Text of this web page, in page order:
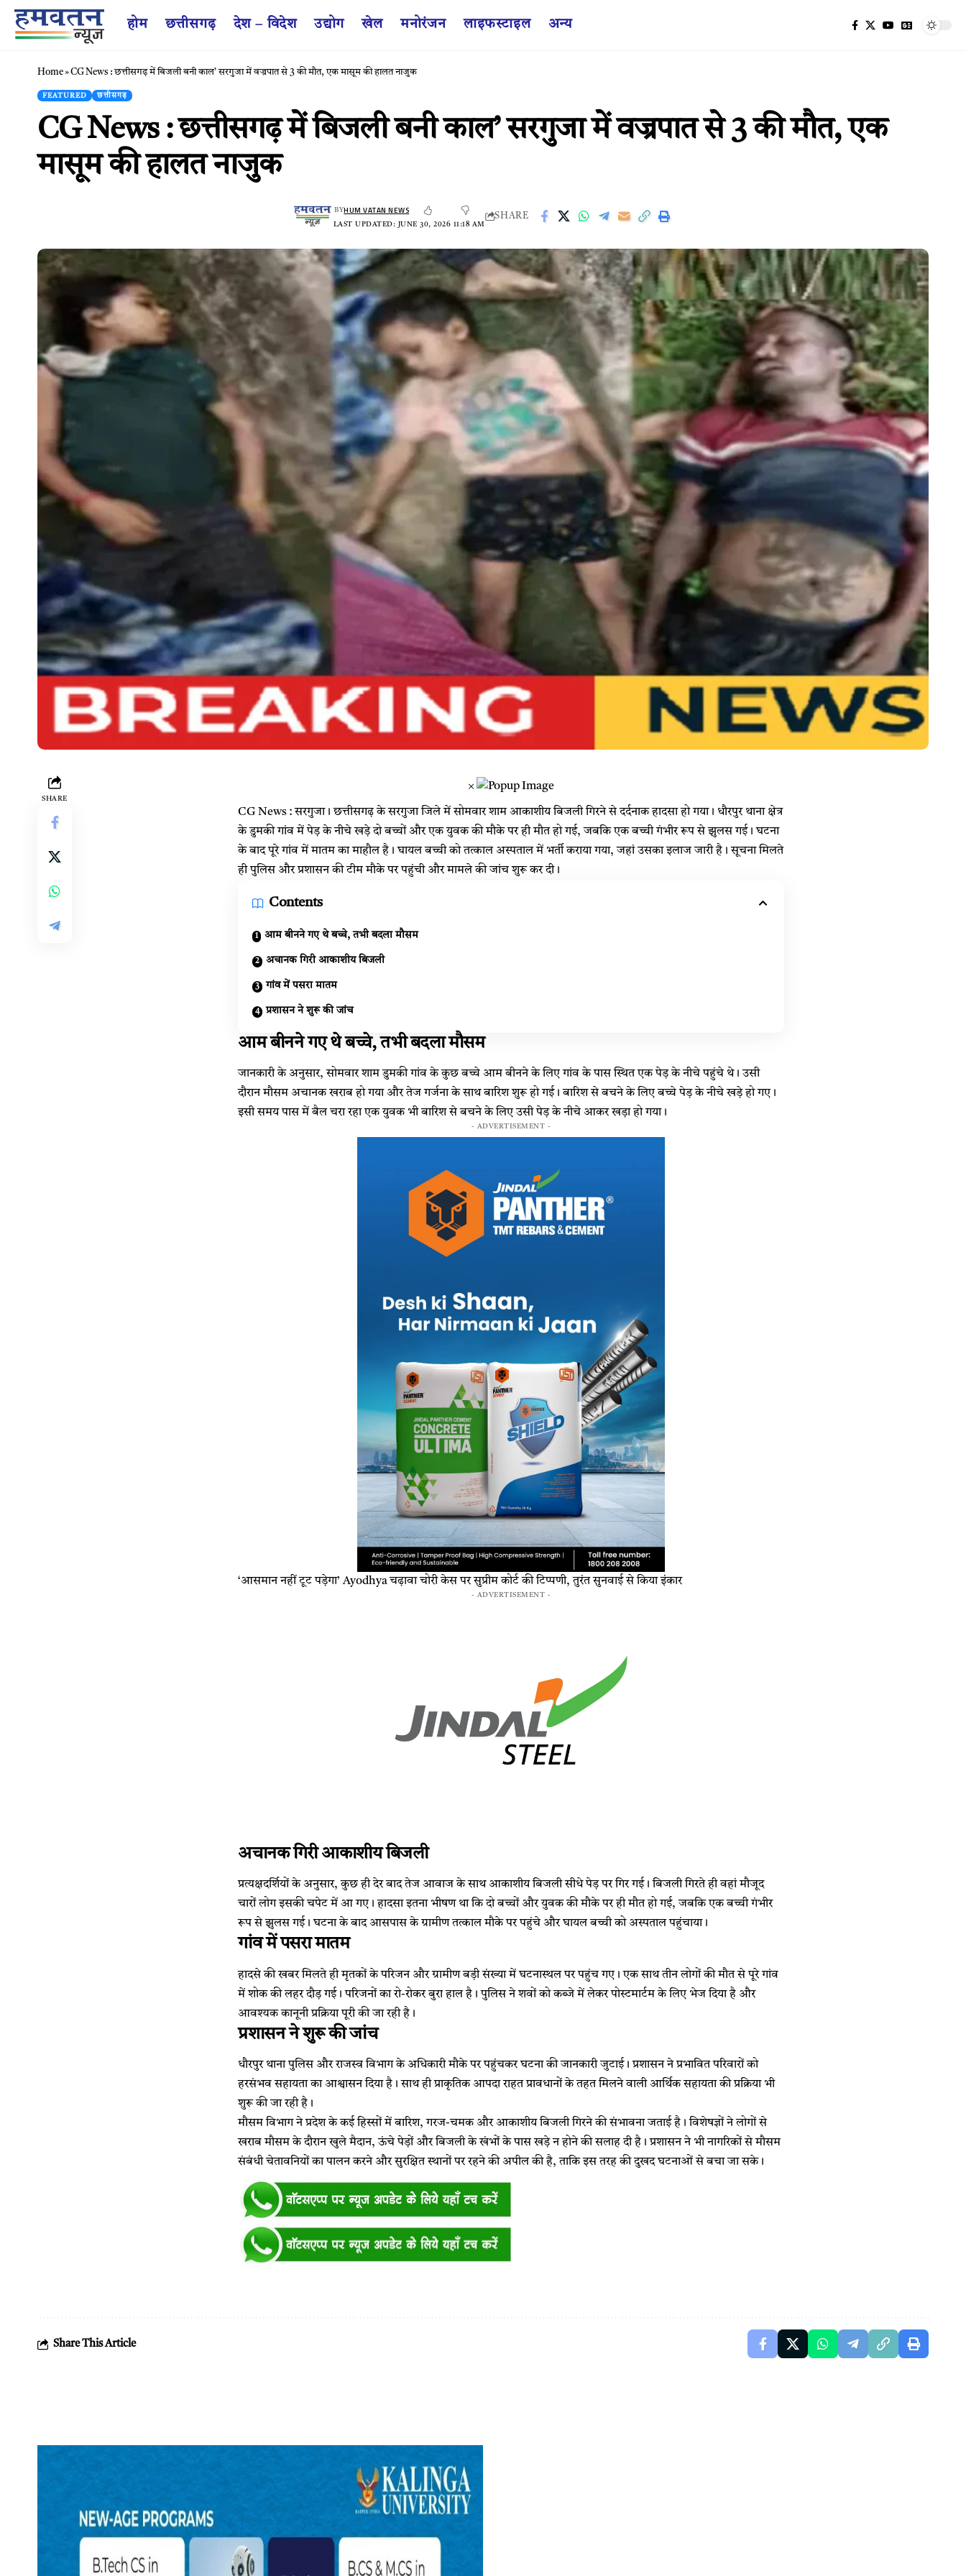
होम छत्तीसगढ़ देश – विदेश उद्योग खेल मनोरंजन लाइफस्टाइल अन्य
Home»CG News : छत्तीसगढ़ में बिजली बनी काल’ सरगुजा में वज्रपात से 3 की मौत, एक मासूम की हालत नाजुक
FEATURED छत्तीसगढ़
CG News : छत्तीसगढ़ में बिजली बनी काल’ सरगुजा में वज्रपात से 3 की मौत, एक
मासूम की हालत नाजुक
LAST UPDATED: JUNE 30, 2026 11:18 AM
BYHUM VATAN NEWS
SHARE
SHARE
×
CG News : सरगुजा। छत्तीसगढ़ के सरगुजा जिले में सोमवार शाम आकाशीय बिजली गिरने से दर्दनाक हादसा हो गया। धौरपुर थाना क्षेत्र
के डुमकी गांव में पेड़ के नीचे खड़े दो बच्चों और एक युवक की मौके पर ही मौत हो गई, जबकि एक बच्ची गंभीर रूप से झुलस गई। घटना
के बाद पूरे गांव में मातम का माहौल है। घायल बच्ची को तत्काल अस्पताल में भर्ती कराया गया, जहां उसका इलाज जारी है। सूचना मिलते
ही पुलिस और प्रशासन की टीम मौके पर पहुंची और मामले की जांच शुरू कर दी।
Contents
आम बीनने गए थे बच्चे, तभी बदला मौसम
अचानक गिरी आकाशीय बिजली
गांव में पसरा मातम
प्रशासन ने शुरू की जांच
आम बीनने गए थे बच्चे, तभी बदला मौसम
जानकारी के अनुसार, सोमवार शाम डुमकी गांव के कुछ बच्चे आम बीनने के लिए गांव के पास स्थित एक पेड़ के नीचे पहुंचे थे। उसी
दौरान मौसम अचानक खराब हो गया और तेज गर्जना के साथ बारिश शुरू हो गई। बारिश से बचने के लिए बच्चे पेड़ के नीचे खड़े हो गए।
इसी समय पास में बैल चरा रहा एक युवक भी बारिश से बचने के लिए उसी पेड़ के नीचे आकर खड़ा हो गया।
- ADVERTISEMENT -
‘आसमान नहीं टूट पड़ेगा’ Ayodhya चढ़ावा चोरी केस पर सुप्रीम कोर्ट की टिप्पणी, तुरंत सुनवाई से किया इंकार
- ADVERTISEMENT -
अचानक गिरी आकाशीय बिजली
प्रत्यक्षदर्शियों के अनुसार, कुछ ही देर बाद तेज आवाज के साथ आकाशीय बिजली सीधे पेड़ पर गिर गई। बिजली गिरते ही वहां मौजूद
चारों लोग इसकी चपेट में आ गए। हादसा इतना भीषण था कि दो बच्चों और युवक की मौके पर ही मौत हो गई, जबकि एक बच्ची गंभीर
रूप से झुलस गई। घटना के बाद आसपास के ग्रामीण तत्काल मौके पर पहुंचे और घायल बच्ची को अस्पताल पहुंचाया।
गांव में पसरा मातम
हादसे की खबर मिलते ही मृतकों के परिजन और ग्रामीण बड़ी संख्या में घटनास्थल पर पहुंच गए। एक साथ तीन लोगों की मौत से पूरे गांव
में शोक की लहर दौड़ गई। परिजनों का रो-रोकर बुरा हाल है। पुलिस ने शवों को कब्जे में लेकर पोस्टमार्टम के लिए भेज दिया है और
आवश्यक कानूनी प्रक्रिया पूरी की जा रही है।
प्रशासन ने शुरू की जांच
धौरपुर थाना पुलिस और राजस्व विभाग के अधिकारी मौके पर पहुंचकर घटना की जानकारी जुटाई। प्रशासन ने प्रभावित परिवारों को
हरसंभव सहायता का आश्वासन दिया है। साथ ही प्राकृतिक आपदा राहत प्रावधानों के तहत मिलने वाली आर्थिक सहायता की प्रक्रिया भी
शुरू की जा रही है।
मौसम विभाग ने प्रदेश के कई हिस्सों में बारिश, गरज-चमक और आकाशीय बिजली गिरने की संभावना जताई है। विशेषज्ञों ने लोगों से
खराब मौसम के दौरान खुले मैदान, ऊंचे पेड़ों और बिजली के खंभों के पास खड़े न होने की सलाह दी है। प्रशासन ने भी नागरिकों से मौसम
संबंधी चेतावनियों का पालन करने और सुरक्षित स्थानों पर रहने की अपील की है, ताकि इस तरह की दुखद घटनाओं से बचा जा सके।
Share This Article